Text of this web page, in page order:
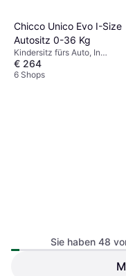
Chicco Unico Evo I-Size
Autositz 0-36 Kg
Kindersitz fürs Auto, In
Fahrtrichtung, Waschbarer
€ 264
6 Shops
Schwarz
Babyschale
Sie haben 48